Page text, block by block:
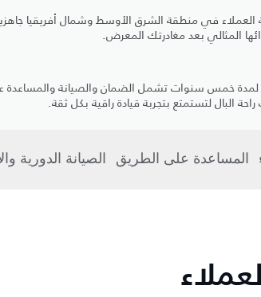
في منطقة الشرق الأوسط وشمال أفريقيا
المثالي بعد مغادرتك المعرض.
خمس سنوات تشمل الضمان والصيانة والمساعدة
البال لتستمتع بتجربة قيادة راقية بكل ثقة.
المساعدة على الطريق الصيانة الدورية